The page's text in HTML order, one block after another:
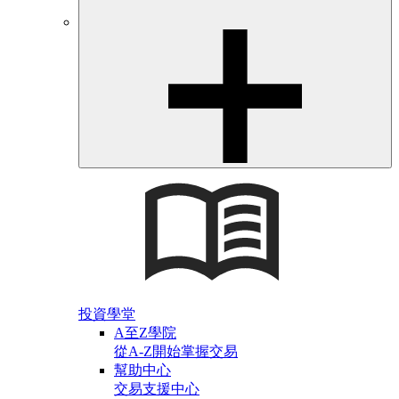
投資學堂
A至Z學院
從A-Z開始掌握交易
幫助中心
交易支援中心